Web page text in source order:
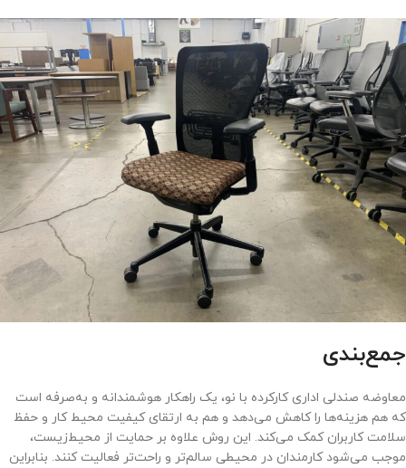
جمع‌بندی
معاوضه صندلی اداری کارکرده با نو، یک راهکار هوشمندانه و به‌صرفه است
که هم هزینه‌ها را کاهش می‌دهد و هم به ارتقای کیفیت محیط کار و حفظ
سلامت کاربران کمک می‌کند. این روش علاوه بر حمایت از محیط‌زیست،
موجب می‌شود کارمندان در محیطی سالم‌تر و راحت‌تر فعالیت کنند. بنابراین